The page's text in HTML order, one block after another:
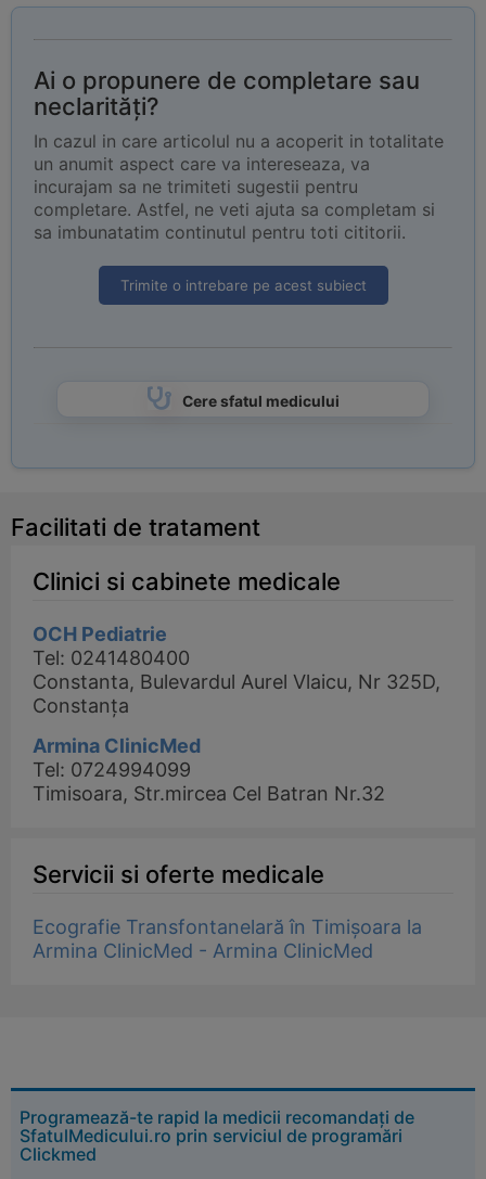
Ai o propunere de completare sau
neclarități?
In cazul in care articolul nu a acoperit in totalitate
un anumit aspect care va intereseaza, va
incurajam sa ne trimiteti sugestii pentru
completare. Astfel, ne veti ajuta sa completam si
sa imbunatatim continutul pentru toti cititorii.
Trimite o intrebare pe acest subiect
Cere sfatul medicului
Facilitati de tratament
Clinici si cabinete medicale
OCH Pediatrie
Tel: 0241480400
Constanta, Bulevardul Aurel Vlaicu, Nr 325D,
Constanța
Armina ClinicMed
Tel: 0724994099
Timisoara, Str.mircea Cel Batran Nr.32
Servicii si oferte medicale
Ecografie Transfontanelară în Timișoara la
Armina ClinicMed - Armina ClinicMed
Programează-te rapid la medicii recomandați de
SfatulMedicului.ro prin serviciul de programări
Clickmed